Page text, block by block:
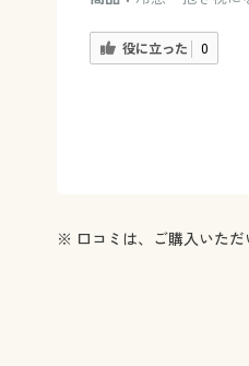
役に立った 0
※ 口コミは、ご購入いただ